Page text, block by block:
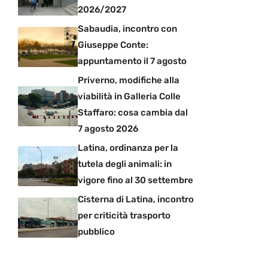
2026/2027
Sabaudia, incontro con
Giuseppe Conte:
appuntamento il 7 agosto
Priverno, modifiche alla
viabilità in Galleria Colle
Staffaro: cosa cambia dal
7 agosto 2026
Latina, ordinanza per la
tutela degli animali: in
vigore fino al 30 settembre
Cisterna di Latina, incontro
per criticità trasporto
pubblico